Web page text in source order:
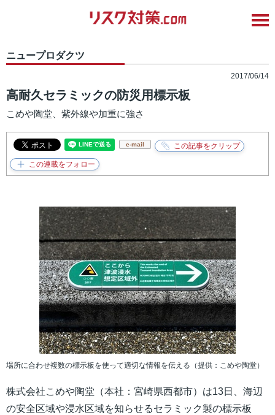
ニュープロダクツ
2017/06/14
高耐久セラミックの防災用標示板
こめや陶堂、紫外線や加重に強さ
e-mail
場所に合わせ複数の標示板を使って適切な情報を伝える（提供：こめや陶堂）
株式会社こめや陶堂（本社：宮崎県西都市）は13日、海辺
の安全区域や浸水区域を知らせるセラミック製の標示板